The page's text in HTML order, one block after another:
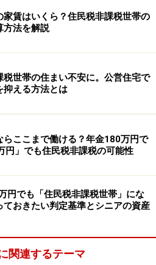
くらが妥当（All About暮らしの
経費だけではありません。そ
除。自分自身のほか、養って
差し引ける金額が決まっていま
の場合は自分自身の分として
引くことができます。
家賃はいくら？住民税非課税世帯の
方法を解説
税世帯の住まい不安に。公営住宅で
抑える方法とは
らここまで働ける？年金180万円で
円」でも住民税非課税の可能性
円でも「住民税非課税世帯」にな
ておきたい判定基準とシニアの資産
関連するテーマ